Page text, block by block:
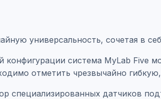
универсальность, сочетая в
конфигурации система MyLab Five
отметить чрезвычайно
специализированных датчиков